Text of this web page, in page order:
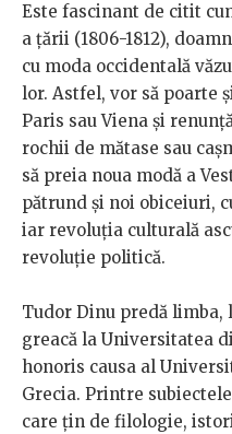
Este fascinant de citit
a țării (1806-1812),
cu moda occidentală
lor. Astfel, vor să poarte
Paris sau Viena și
rochii de mătase sau
să preia noua modă a
pătrund și noi obiceiuri,
iar revoluția culturală
revoluție politică.
Tudor Dinu predă
greacă la Universitatea
honoris causa al
Grecia. Printre
care țin de filologie,